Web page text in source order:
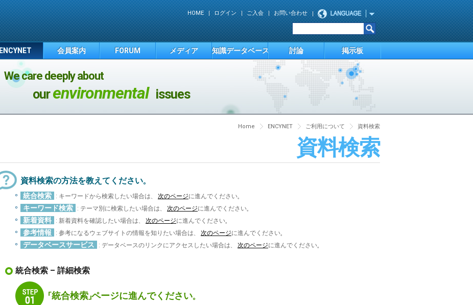
HOME ログイン ご入会 お問い合わせ
ENCYNET 会員案内 FORUM メディア 知識データベース 討論 掲示板
We care deeply about
ourenvironmental issues
Home ENCYNET ご利用について 資料検索
資料検索
資料検索の方法を教えてください。
統合検索 : キーワードから検索したい場合は、 次のページに進んでください。
キーワード検索 : テーマ別に検索したい場合は、 次のページに進んでください。
新着資料 : 新着資料を確認したい場合は、 次のページに進んでください。
参考情報 : 参考になるウェブサイトの情報を知りたい場合は、 次のページに進んでください。
データベースサービス : データベースのリンクにアクセスしたい場合は、 次のページに進んでください。
統合検索 – 詳細検索
「統合検索」ページに進んでください。